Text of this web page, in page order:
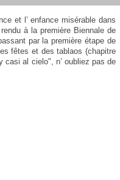
et l’ enfance misérable dans
à la première Biennale de
par la première étape de
fêtes et des tablaos (chapitre
casi al cielo", n’ oubliez pas de